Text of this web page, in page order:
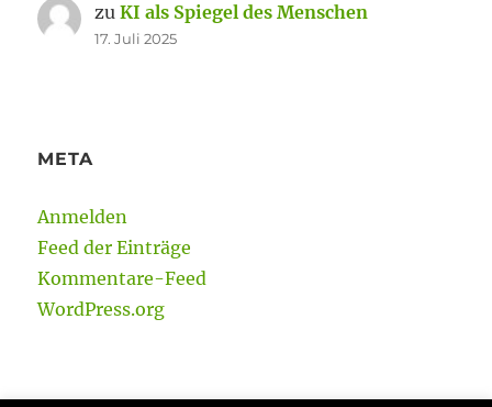
zuKI als Spiegel des Menschen
17. Juli 2025
META
Anmelden
Feed der Einträge
Kommentare-Feed
WordPress.org